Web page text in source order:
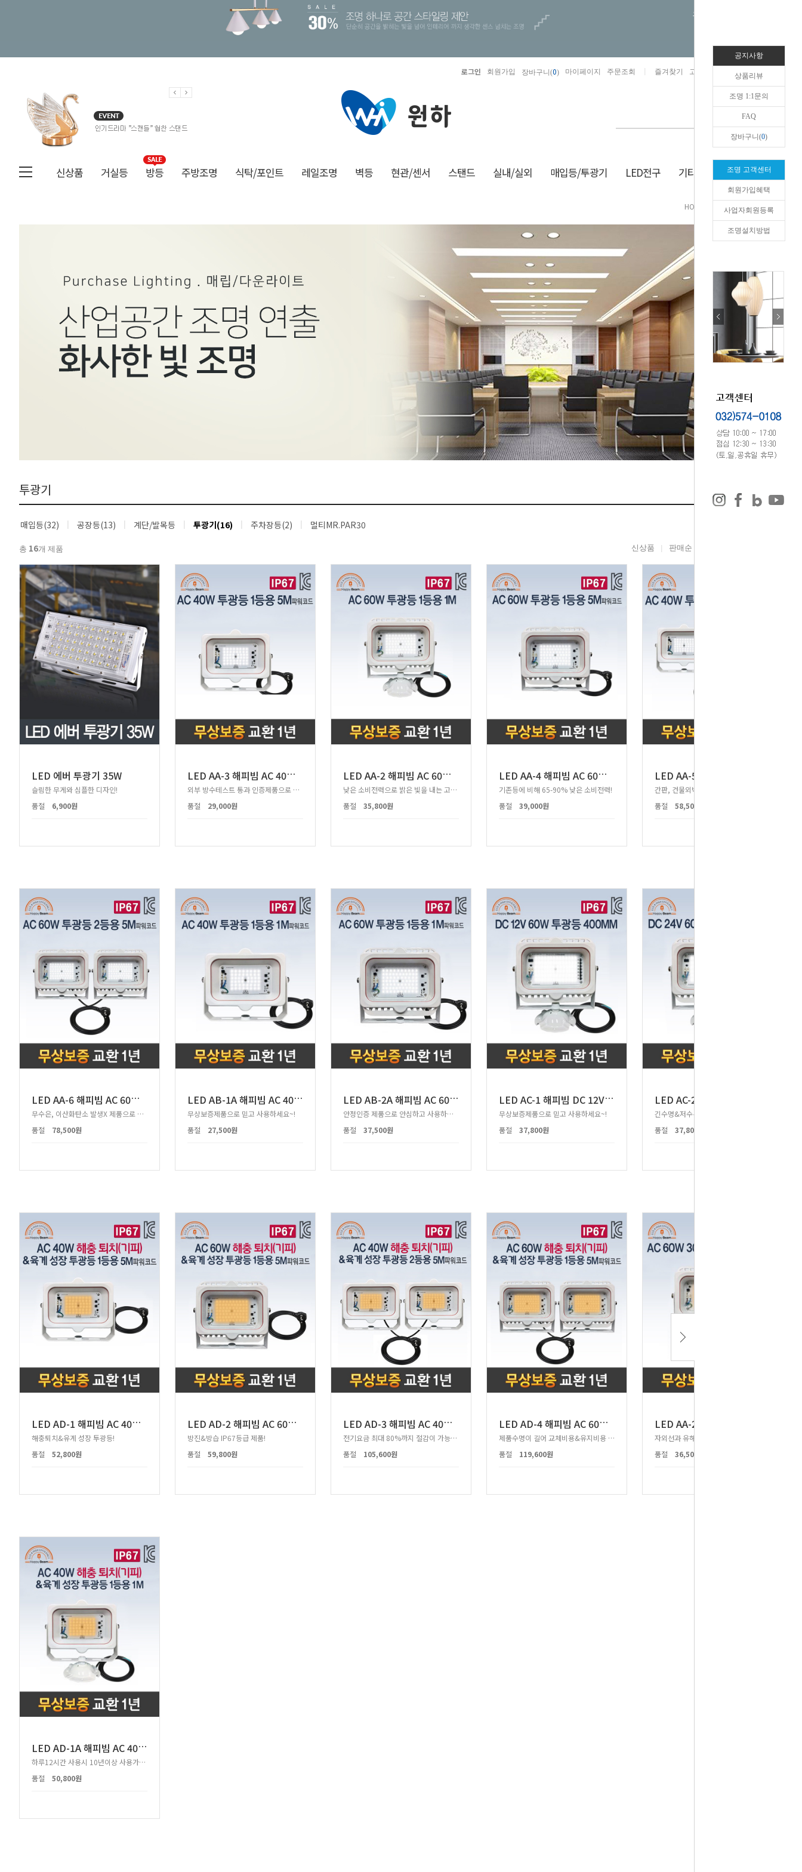
오늘하루 열지않음
로그인 회원가입 장바구니(0) 마이페이지 주문조회 즐겨찾기 고객센터 카카오톡채널/상담
신상품 거실등 방등 주방조명 식탁/포인트 레일조명 벽등 현관/센서 스탠드 실내/실외 매입등/투광기 LED전구 기타/잡화 생활/건강
HOME 매입등/투광기>투광기
투광기
매입등(32) 공장등(13) 계단/발목등 투광기(16) 주차장등(2) 멀티MR.PAR30
총 16개 제품 신상품 판매순
LED 에버 투광기 35W
슬림한 무게와 심플한 디자인!
품절
6,900원
L
ED AA-3 해피빔 AC 40W 투광등 1등용
외부 방수테스트 통과 인증제품으로 믿고 사용!
품절
29,000원
L
ED AA-2 해피빔 AC 60W 투광등 1등용
낮은 소비전력으로 밝은 빛을 내는 고효율 투광등!
품절
35,800원
L
ED AA-4 해피빔 AC 60W 투광등 1등용
기존등에 비해 65-90% 낮은 소비전력!
품절
39,000원
품절
58,500원
L
ED AA-6 해피빔 AC 60W 투광등 2등용
무수은, 이산화탄소 발생X 제품으로 친환경적
품절
78,500원
L
ED AB-1A 해피빔 AC 40W 투광등 1등용
무상보증제품으로 믿고 사용하세요~!
품절
27,500원
L
ED AB-2A 해피빔 AC 60W 투광등 1등용
안정인증 제품으로 안심하고 사용하실 수 있습니다!
품절
37,500원
L
ED AC-1 해피빔 DC 12V 60W 투광등 1등용
무상보증제품으로 믿고 사용하세요~!
품절
37,800원
품절
37,800원
L
ED AD-1 해피빔 AC 40W 투광등 1등용
해충퇴치&유계 성장 투광등!
품절
52,800원
L
ED AD-2 해피빔 AC 60W 투광등 1등용
방진&방습 IP67등급 제품!
품절
59,800원
L
ED AD-3 해피빔 AC 40W 투광등 2등용
전기요금 최대 80%까지 절감이 가능한 투광등!
품절
105,600원
L
ED AD-4 해피빔 AC 60W 투광등 2등용
제품수명이 길어 교체비용&유지비용 절감!
품절
119,600원
품절
36,500원
L
ED AD-1A 해피빔 AC 40W 해충퇴치_육계성장 투광등
하루12시간 사용시 10년이상 사용가능한 투광등
품절
50,800원
공지사항
상품리뷰
조명 1:1문의
FAQ
장바구니(0)
조명 고객센터
회원가입혜택
사업자회원등록
조명설치방법